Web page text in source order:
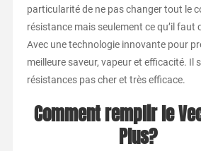
particularité de ne pas changer tout le
résistance mais seulement ce qu’il faut
Avec une technologie innovante pour
meilleure saveur, vapeur et efficacité. Il
résistances pas cher et très efficace.
Comment remplir le
Plus?